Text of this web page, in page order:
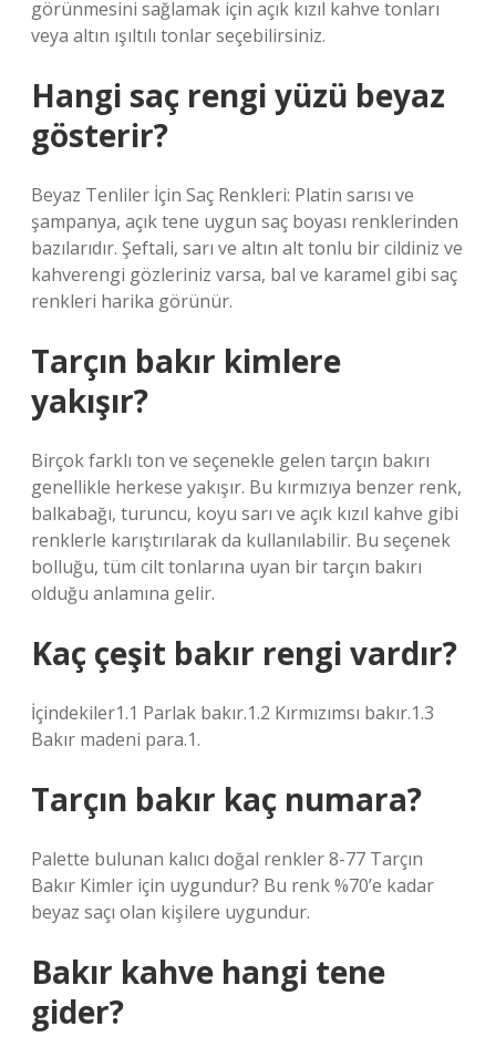
görünmesini sağlamak için açık kızıl kahve tonları
veya altın ışıltılı tonlar seçebilirsiniz.
Hangi saç rengi yüzü beyaz
gösterir?
Beyaz Tenliler İçin Saç Renkleri: Platin sarısı ve
şampanya, açık tene uygun saç boyası renklerinden
bazılarıdır. Şeftali, sarı ve altın alt tonlu bir cildiniz ve
kahverengi gözleriniz varsa, bal ve karamel gibi saç
renkleri harika görünür.
Tarçın bakır kimlere
yakışır?
Birçok farklı ton ve seçenekle gelen tarçın bakırı
genellikle herkese yakışır. Bu kırmızıya benzer renk,
balkabağı, turuncu, koyu sarı ve açık kızıl kahve gibi
renklerle karıştırılarak da kullanılabilir. Bu seçenek
bolluğu, tüm cilt tonlarına uyan bir tarçın bakırı
olduğu anlamına gelir.
Kaç çeşit bakır rengi vardır?
İçindekiler1.1 Parlak bakır.1.2 Kırmızımsı bakır.1.3
Bakır madeni para.1.
Tarçın bakır kaç numara?
Palette bulunan kalıcı doğal renkler 8-77 Tarçın
Bakır Kimler için uygundur? Bu renk %70’e kadar
beyaz saçı olan kişilere uygundur.
Bakır kahve hangi tene
gider?